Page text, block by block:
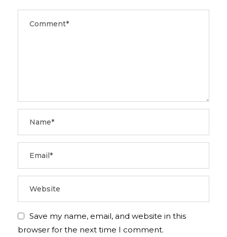
Save my name, email, and website in this
browser for the next time I comment.